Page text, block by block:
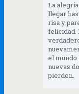
La
llegar
risa y
felicidad.
el mundo
nuevas
pierden.